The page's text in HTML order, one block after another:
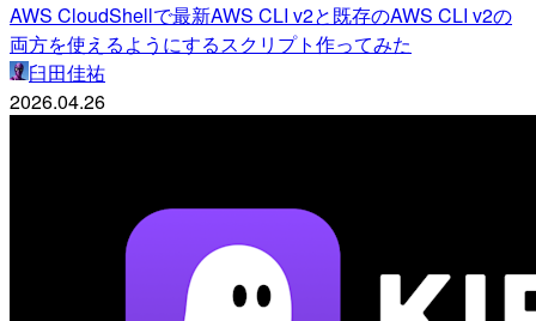
AWS CloudShellで最新AWS CLI v2と既存のAWS CLI v2の
両方を使えるようにするスクリプト作ってみた
臼田佳祐
2026.04.26